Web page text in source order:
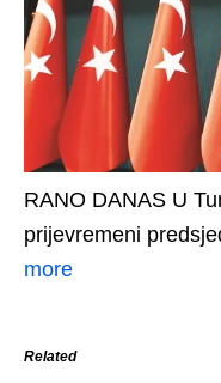
RANO DANAS U
prijevremeni
more
Related